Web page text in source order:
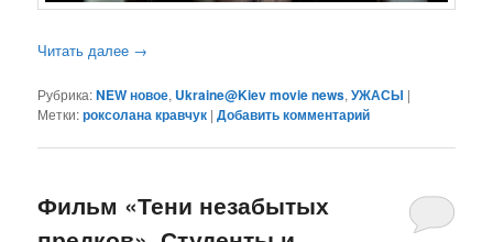
Читать далее →
Рубрика:NEW новое, Ukraine@Kiev movie news,УЖАСЫ |
Метки:роксолана кравчук |Добавить комментарий
Фильм «Тени незабытых